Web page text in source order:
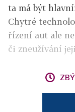
ta má být
Chytré
řízení aut ale
či zneužívání